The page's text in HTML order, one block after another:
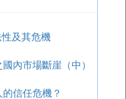
及其危機
內市場斷崖（中）
信任危機？